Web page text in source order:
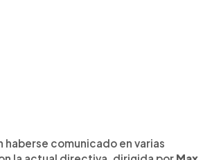
haberse comunicado en varias